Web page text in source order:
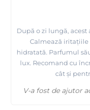
După o zi lungă, acest
Calmează iritațiile
hidratată. Parfumul
lux. Recomand cu
cât și
V-a fost de ajutor